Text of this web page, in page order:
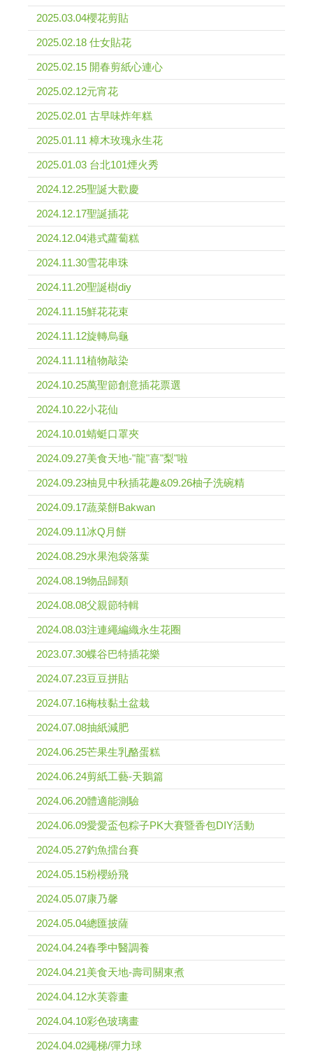
2025.03.04櫻花剪貼
2025.02.18 仕女貼花
2025.02.15 開春剪紙心連心
2025.02.12元宵花
2025.02.01 古早味炸年糕
2025.01.11 樟木玫瑰永生花
2025.01.03 台北101煙火秀
2024.12.25聖誕大歡慶
2024.12.17聖誕插花
2024.12.04港式蘿蔔糕
2024.11.30雪花串珠
2024.11.20聖誕樹diy
2024.11.15鮮花花束
2024.11.12旋轉烏龜
2024.11.11植物敲染
2024.10.25萬聖節創意插花票選
2024.10.22小花仙
2024.10.01蜻蜓口罩夾
2024.09.27美食天地-"龍"喜"梨"啦
2024.09.23柚見中秋插花趣&09.26柚子洗碗精
2024.09.17蔬菜餅Bakwan
2024.09.11冰Q月餅
2024.08.29水果泡袋落葉
2024.08.19物品歸類
2024.08.08父親節特輯
2024.08.03注連繩編織永生花圈
2023.07.30蝶谷巴特插花樂
2024.07.23豆豆拼貼
2024.07.16梅枝黏土盆栽
2024.07.08抽紙減肥
2024.06.25芒果生乳酪蛋糕
2024.06.24剪紙工藝-天鵝篇
2024.06.20體適能測驗
2024.06.09愛愛盃包粽子PK大賽暨香包DIY活動
2024.05.27釣魚擂台賽
2024.05.15粉櫻紛飛
2024.05.07康乃馨
2024.05.04總匯披薩
2024.04.24春季中醫調養
2024.04.21美食天地-壽司關東煮
2024.04.12水芙蓉畫
2024.04.10彩色玻璃畫
2024.04.02繩梯/彈力球